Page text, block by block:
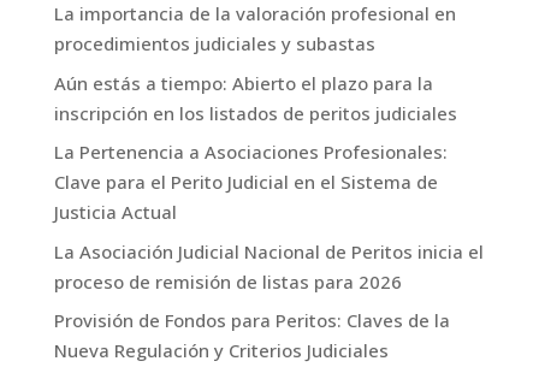
La importancia de la valoración profesional en
procedimientos judiciales y subastas
Aún estás a tiempo: Abierto el plazo para la
inscripción en los listados de peritos judiciales
La Pertenencia a Asociaciones Profesionales:
Clave para el Perito Judicial en el Sistema de
Justicia Actual
La Asociación Judicial Nacional de Peritos inicia el
proceso de remisión de listas para 2026
Provisión de Fondos para Peritos: Claves de la
Nueva Regulación y Criterios Judiciales